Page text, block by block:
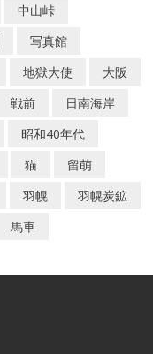
中山峠
写真館
地獄大使
大阪
戦前
日南海岸
昭和40年代
猫
留萌
羽幌
羽幌炭鉱
馬車